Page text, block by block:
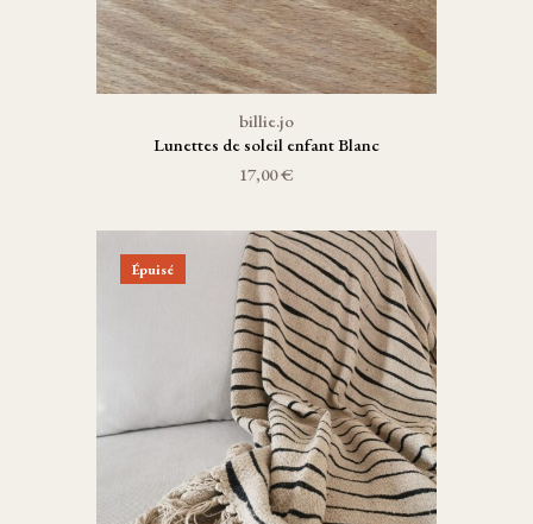
billie.jo
Lunettes de soleil enfant Blanc
17,00 €
Épuisé